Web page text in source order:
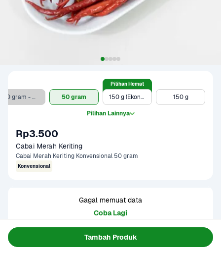
Tambah Produk
50 gram - Clearance Sale 50 gram 150 g (Ekonomis)
Pilihan Hemat
150 g
Pilihan Lainnya
Rp3.500
Cabai Merah Keriting
Cabai Merah Keriting Konvensional 50 gram
Konvensional
Gagal memuat data
Coba Lagi
Informasi Produk